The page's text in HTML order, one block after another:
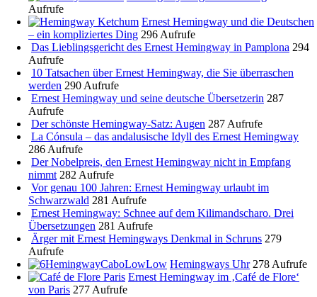
Aufrufe
Ernest Hemingway und die Deutschen
– ein kompliziertes Ding 296 Aufrufe
Das Lieblingsgericht des Ernest Hemingway in Pamplona 294
Aufrufe
10 Tatsachen über Ernest Hemingway, die Sie überraschen
werden 290 Aufrufe
Ernest Hemingway und seine deutsche Übersetzerin 287
Aufrufe
Der schönste Hemingway-Satz: Augen 287 Aufrufe
La Cónsula – das andalusische Idyll des Ernest Hemingway
286 Aufrufe
Der Nobelpreis, den Ernest Hemingway nicht in Empfang
nimmt 282 Aufrufe
Vor genau 100 Jahren: Ernest Hemingway urlaubt im
Schwarzwald 281 Aufrufe
Ernest Hemingway: Schnee auf dem Kilimandscharo. Drei
Übersetzungen 281 Aufrufe
Ärger mit Ernest Hemingways Denkmal in Schruns 279
Aufrufe
Hemingways Uhr 278 Aufrufe
Ernest Hemingway im ‚Café de Flore‘
von Paris 277 Aufrufe